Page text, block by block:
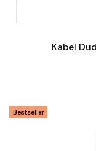
Kabel
Bestseller